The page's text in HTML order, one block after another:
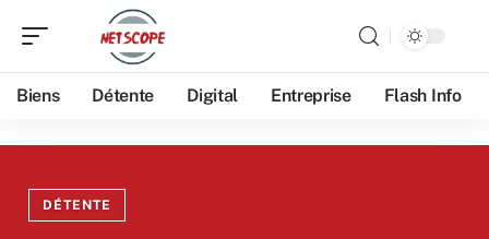
Biens Détente Digital Entreprise Flash Info
DÉTENTE